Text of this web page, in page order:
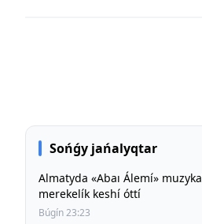
Sońǵy jańalyqtar
Almatyda «Abaı Álemí»
merekelík keshí óttí
Búgín 23:23